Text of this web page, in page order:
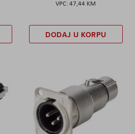
47,44 KM
DODAJ U KORPU